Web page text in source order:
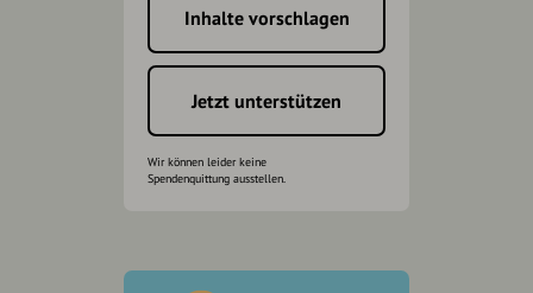
Inhalte vorschlagen
Jetzt unterstützen
Wir können leider keine
Spendenquittung ausstellen.